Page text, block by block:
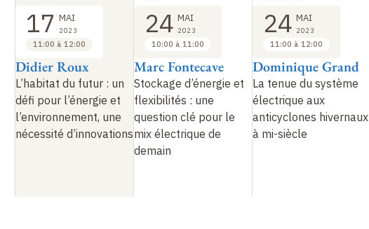
L’habitat du futur : un
défi pour l’énergie et
l’environnement, une
nécessité d’innovations
Didier Roux
17 MAI
2023
11:00 à 12:00
Stockage d’énergie et
flexibilités : une
question clé pour le
mix électrique de
demain
Marc Fontecave
24 MAI
2023
10:00 à 11:00
La tenue du système
électrique aux
anticyclones hivernaux
à mi-siècle
Dominique Grand
24 MAI
2023
11:00 à 12:00